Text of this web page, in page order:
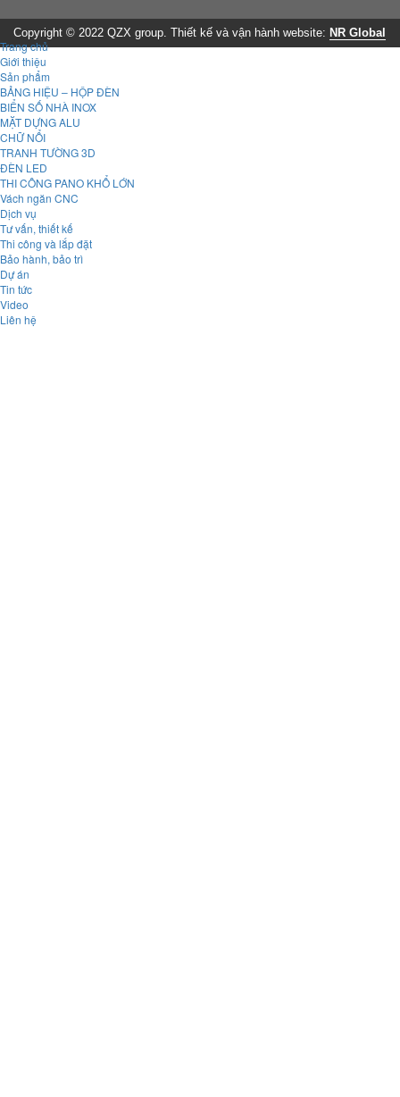
Copyright © 2022 QZX group. Thiết kế và vận hành website: NR Global
Trang chủ
Giới thiệu
Sản phẩm
BẢNG HIỆU – HỘP ĐÈN
BIỂN SỐ NHÀ INOX
MẶT DỰNG ALU
CHỮ NỔI
TRANH TƯỜNG 3D
ĐÈN LED
THI CÔNG PANO KHỔ LỚN
Vách ngăn CNC
Dịch vụ
Tư vấn, thiết kế
Thi công và lắp đặt
Bảo hành, bảo trì
Dự án
Tin tức
Video
Liên hệ